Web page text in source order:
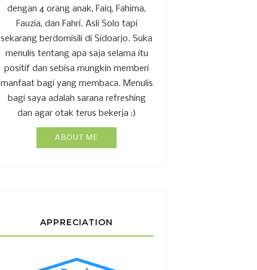
dengan 4 orang anak, Faiq, Fahima,
Fauzia, dan Fahri. Asli Solo tapi
sekarang berdomisili di Sidoarjo. Suka
menulis tentang apa saja selama itu
positif dan sebisa mungkin memberi
manfaat bagi yang membaca. Menulis
bagi saya adalah sarana refreshing
dan agar otak terus bekerja :)
ABOUT ME
APPRECIATION